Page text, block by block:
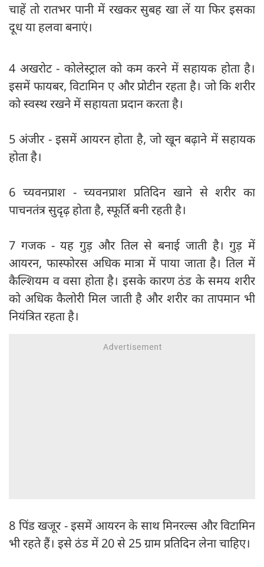
चाहें तो रातभर पानी में रखकर सुबह खा लें या फिर इसका
दूध या हलवा बनाएं।
4 अखरोट - कोलेस्ट्राल को कम करने में सहायक होता है।
इसमें फायबर, विटामिन ए और प्रोटीन रहता है। जो कि शरीर
को स्वस्थ रखने में सहायता प्रदान करता है।
5 अंजीर - इसमें आयरन होता है, जो खून बढ़ाने में सहायक
होता है।
6 च्यवनप्राश - च्यवनप्राश प्रतिदिन खाने से शरीर का
पाचनतंत्र सुदृढ़ होता है, स्फूर्ति बनी रहती है।
7 गजक - यह गुड़ और तिल से बनाई जाती है। गुड़ में
आयरन, फास्फोरस अधिक मात्रा में पाया जाता है। तिल में
कैल्शियम व वसा होता है। इसके कारण ठंड के समय शरीर
को अधिक कैलोरी मिल जाती है और शरीर का तापमान भी
नियंत्रित रहता है।
8 पिंड खजूर - इसमें आयरन के साथ मिनरल्स और विटामिन
भी रहते हैं। इसे ठंड में 20 से 25 ग्राम प्रतिदिन लेना चाहिए।